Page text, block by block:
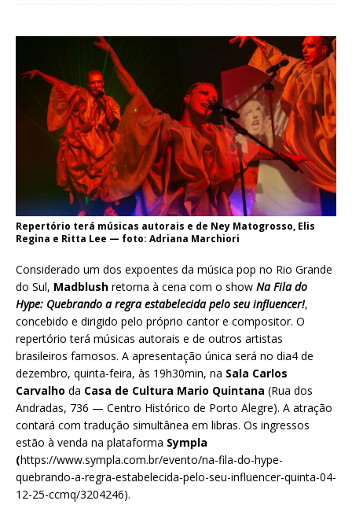
Repertório terá músicas autorais e de Ney Matogrosso, Elis
Regina e Ritta Lee — foto: Adriana Marchiori
Considerado um dos expoentes da música pop no Rio Grande
do Sul, Madblush retorna à cena com o show Na Fila do
Hype: Quebrando a regra estabelecida pelo seu influencer!,
concebido e dirigido pelo próprio cantor e compositor. O
repertório terá músicas autorais e de outros artistas
brasileiros famosos. A apresentação única será no dia4 de
dezembro, quinta-feira, às 19h30min, na Sala Carlos
Carvalho da Casa de Cultura Mario Quintana (Rua dos
Andradas, 736 — Centro Histórico de Porto Alegre). A atração
contará com tradução simultânea em libras. Os ingressos
estão à venda na plataforma Sympla
(https://www.sympla.com.br/evento/na-fila-do-hype-
quebrando-a-regra-estabelecida-pelo-seu-influencer-quinta-04-
12-25-ccmq/3204246).